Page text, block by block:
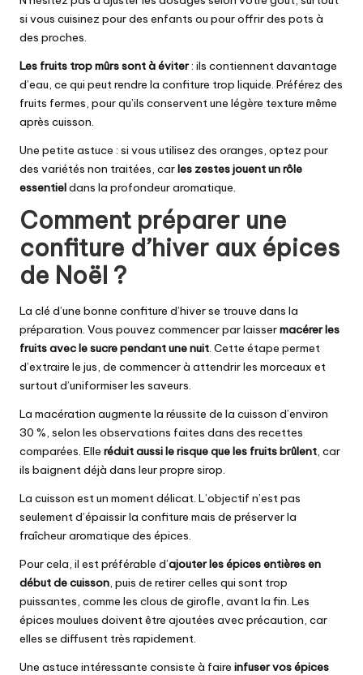
si vous cuisinez pour des enfants ou pour offrir des pots à
des proches.
Les fruits trop mûrs sont à éviter: ils contiennent davantage
d’eau, ce qui peut rendre la confiture trop liquide. Préférez des
fruits fermes, pour qu’ils conservent une légère texture même
après cuisson.
Une petite astuce : si vous utilisez des oranges, optez pour
des variétés non traitées, carles zestes jouent un rôle
essentieldans la profondeur aromatique.
Comment préparer une
confiture d’hiver aux épices
de Noël ?
La clé d’une bonne confiture d’hiver se trouve dans la
préparation. Vous pouvez commencer par laissermacérer les
fruits avec le sucre pendant une nuit. Cette étape permet
d’extraire le jus, de commencer à attendrir les morceaux et
surtout d’uniformiser les saveurs.
La macération augmente la réussite de la cuisson d’environ
30 %, selon les observations faites dans des recettes
comparées. Elle réduit aussi le risque que les fruits brûlent, car
ils baignent déjà dans leur propre sirop.
La cuisson est un moment délicat. L’objectif n’est pas
seulement d’épaissir la confiture mais de préserver la
fraîcheur aromatique des épices.
Pour cela, il est préférable d’ajouter les épices entières en
début de cuisson, puis de retirer celles qui sont trop
puissantes, comme les clous de girofle, avant la fin. Les
épices moulues doivent être ajoutées avec précaution, car
elles se diffusent très rapidement.
Une astuce intéressante consiste à faire infuser vos épices